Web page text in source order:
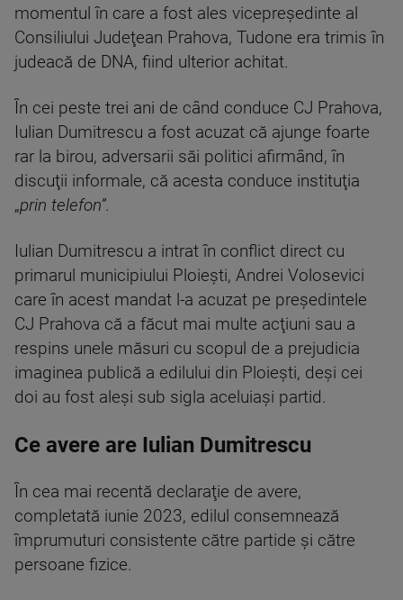
momentul în care a fost ales vicepreşedinte al
Consiliului Judeţean Prahova, Tudone era trimis în
judeacă de DNA, fiind ulterior achitat.
În cei peste trei ani de când conduce CJ Prahova,
Iulian Dumitrescu a fost acuzat că ajunge foarte
rar la birou, adversarii săi politici afirmând, în
discuţii informale, că acesta conduce instituţia
„prin telefon”.
Iulian Dumitrescu a intrat în conflict direct cu
primarul municipiului Ploieşti, Andrei Volosevici
care în acest mandat l-a acuzat pe preşedintele
CJ Prahova că a făcut mai multe acţiuni sau a
respins unele măsuri cu scopul de a prejudicia
imaginea publică a edilului din Ploieşti, deşi cei
doi au fost aleşi sub sigla aceluiaşi partid.
Ce avere are Iulian Dumitrescu
În cea mai recentă declaraţie de avere,
completată iunie 2023, edilul consemnează
împrumuturi consistente către partide şi către
persoane fizice.